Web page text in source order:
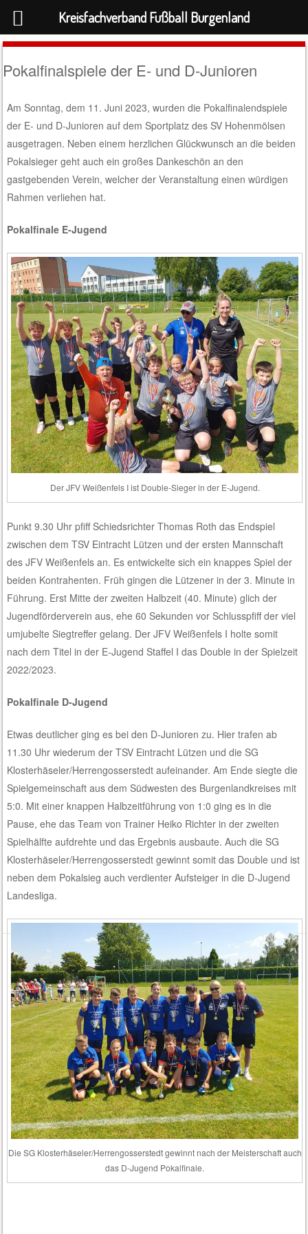
Pokalfinalspiele der E- und D-Junioren
Am Sonntag, dem 11. Juni 2023, wurden die Pokalfinalendspiele
der E- und D-Junioren auf dem Sportplatz des SV Hohenmölsen
ausgetragen. Neben einem herzlichen Glückwunsch an die beiden
Pokalsieger geht auch ein großes Dankeschön an den
gastgebenden Verein, welcher der Veranstaltung einen würdigen
Rahmen verliehen hat.
Pokalfinale E-Jugend
Der JFV Weißenfels I ist Double-Sieger in der E-Jugend.
Punkt 9.30 Uhr pfiff Schiedsrichter Thomas Roth das Endspiel
zwischen dem TSV Eintracht Lützen und der ersten Mannschaft
des JFV Weißenfels an. Es entwickelte sich ein knappes Spiel der
beiden Kontrahenten. Früh gingen die Lützener in der 3. Minute in
Führung. Erst Mitte der zweiten Halbzeit (40. Minute) glich der
Jugendförderverein aus, ehe 60 Sekunden vor Schlusspfiff der viel
umjubelte Siegtreffer gelang. Der JFV Weißenfels I holte somit
nach dem Titel in der E-Jugend Staffel I das Double in der Spielzeit
2022/2023.
Pokalfinale D-Jugend
Etwas deutlicher ging es bei den D-Junioren zu. Hier trafen ab
11.30 Uhr wiederum der TSV Eintracht Lützen und die SG
Klosterhäseler/Herrengosserstedt aufeinander. Am Ende siegte die
Spielgemeinschaft aus dem Südwesten des Burgenlandkreises mit
5:0. Mit einer knappen Halbzeitführung von 1:0 ging es in die
Pause, ehe das Team von Trainer Heiko Richter in der zweiten
Spielhälfte aufdrehte und das Ergebnis ausbaute. Auch die SG
Klosterhäseler/Herrengosserstedt gewinnt somit das Double und ist
neben dem Pokalsieg auch verdienter Aufsteiger in die D-Jugend
Landesliga.
Die SG Klosterhäseler/Herrengosserstedt gewinnt nach der Meisterschaft auch
das D-Jugend Pokalfinale.
Kreisfachverband Fußball Burgenland